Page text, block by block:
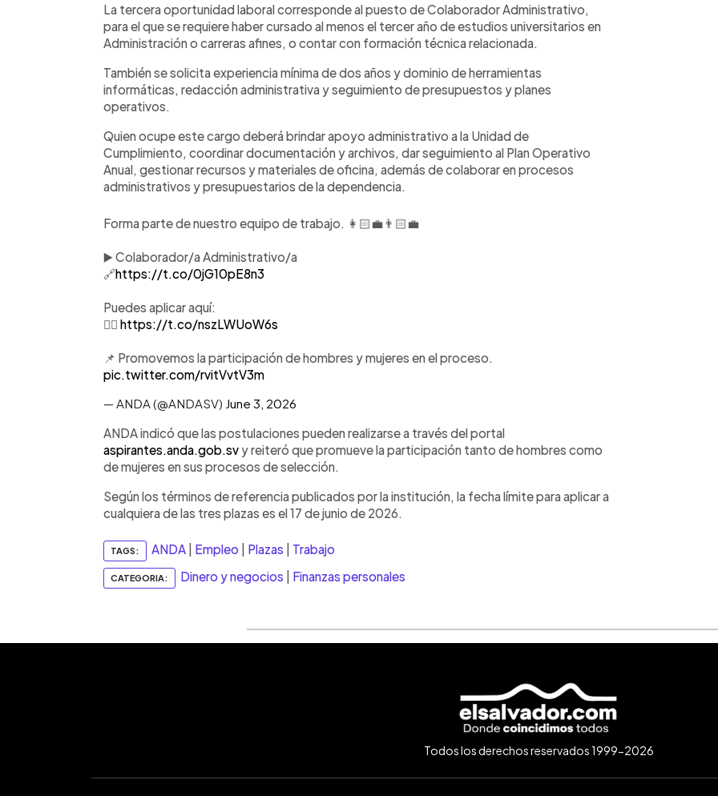
La tercera oportunidad laboral corresponde al puesto de Colaborador Administrativo,
para el que se requiere haber cursado al menos el tercer año de estudios universitarios en
Administración o carreras afines, o contar con formación técnica relacionada.
También se solicita experiencia mínima de dos años y dominio de herramientas
informáticas, redacción administrativa y seguimiento de presupuestos y planes
operativos.
Quien ocupe este cargo deberá brindar apoyo administrativo a la Unidad de
Cumplimiento, coordinar documentación y archivos, dar seguimiento al Plan Operativo
Anual, gestionar recursos y materiales de oficina, además de colaborar en procesos
administrativos y presupuestarios de la dependencia.
Forma parte de nuestro equipo de trabajo. 👩🏻‍💼👨🏻‍💼
▶️ Colaborador/a Administrativo/a
🔗https://t.co/0jG10pE8n3
Puedes aplicar aquí:
👉🏽 https://t.co/nszLWUoW6s
📌 Promovemos la participación de hombres y mujeres en el proceso.
pic.twitter.com/rvitVvtV3m
— ANDA (@ANDASV) June 3, 2026
ANDA indicó que las postulaciones pueden realizarse a través del portal
aspirantes.anda.gob.sv y reiteró que promueve la participación tanto de hombres como
de mujeres en sus procesos de selección.
Según los términos de referencia publicados por la institución, la fecha límite para aplicar a
cualquiera de las tres plazas es el 17 de junio de 2026.
TAGS: ANDA Empleo Plazas Trabajo
CATEGORIA: Dinero y negocios Finanzas personales
Todos los derechos reservados 1999-2026